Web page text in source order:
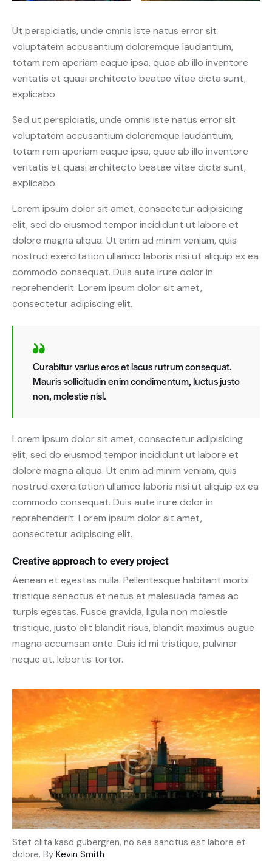
Ut perspiciatis, unde omnis iste natus error sit
voluptatem accusantium doloremque laudantium,
totam rem aperiam eaque ipsa, quae ab illo inventore
veritatis et quasi architecto beatae vitae dicta sunt,
explicabo.
Sed ut perspiciatis, unde omnis iste natus error sit
voluptatem accusantium doloremque laudantium,
totam rem aperiam eaque ipsa, quae ab illo inventore
veritatis et quasi architecto beatae vitae dicta sunt,
explicabo.
Lorem ipsum dolor sit amet, consectetur adipisicing
elit, sed do eiusmod tempor incididunt ut labore et
dolore magna aliqua. Ut enim ad minim veniam, quis
nostrud exercitation ullamco laboris nisi ut aliquip ex ea
commodo consequat. Duis aute irure dolor in
reprehenderit. Lorem ipsum dolor sit amet,
consectetur adipiscing elit.
Curabitur varius eros et lacus rutrum consequat.
Mauris sollicitudin enim condimentum, luctus justo
non, molestie nisl.
Lorem ipsum dolor sit amet, consectetur adipisicing
elit, sed do eiusmod tempor incididunt ut labore et
dolore magna aliqua. Ut enim ad minim veniam, quis
nostrud exercitation ullamco laboris nisi ut aliquip ex ea
commodo consequat. Duis aute irure dolor in
reprehenderit. Lorem ipsum dolor sit amet,
consectetur adipiscing elit.
Creative approach to every project
Aenean et egestas nulla. Pellentesque habitant morbi
tristique senectus et netus et malesuada fames ac
turpis egestas. Fusce gravida, ligula non molestie
tristique, justo elit blandit risus, blandit maximus augue
magna accumsan ante. Duis id mi tristique, pulvinar
neque at, lobortis tortor.
Stet clita kasd gubergren, no sea sanctus est labore et
dolore. By Kevin Smith